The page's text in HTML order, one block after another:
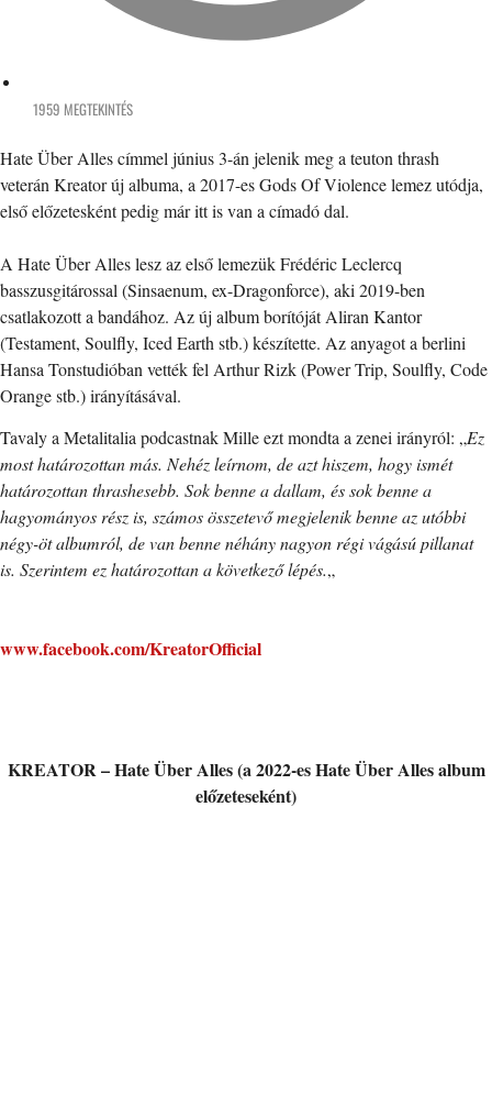
1959 MEGTEKINTÉS
Hate Über Alles címmel június 3-án jelenik meg a teuton thrash
veterán Kreator új albuma, a 2017-es Gods Of Violence lemez utódja,
első előzetesként pedig már itt is van a címadó dal.
A Hate Über Alles lesz az első lemezük Frédéric Leclercq
basszusgitárossal (Sinsaenum, ex-Dragonforce), aki 2019-ben
csatlakozott a bandához. Az új album borítóját Aliran Kantor
(Testament, Soulfly, Iced Earth stb.) készítette. Az anyagot a berlini
Hansa Tonstudióban vették fel Arthur Rizk (Power Trip, Soulfly, Code
Orange stb.) irányításával.
Tavaly a Metalitalia podcastnak Mille ezt mondta a zenei irányról: „Ez
most határozottan más. Nehéz leírnom, de azt hiszem, hogy ismét
határozottan thrashesebb. Sok benne a dallam, és sok benne a
hagyományos rész is, számos összetevő megjelenik benne az utóbbi
négy-öt albumról, de van benne néhány nagyon régi vágású pillanat
is. Szerintem ez határozottan a következő lépés.„
www.facebook.com/KreatorOfficial
KREATOR – Hate Über Alles (a 2022-es Hate Über Alles album
előzeteseként)